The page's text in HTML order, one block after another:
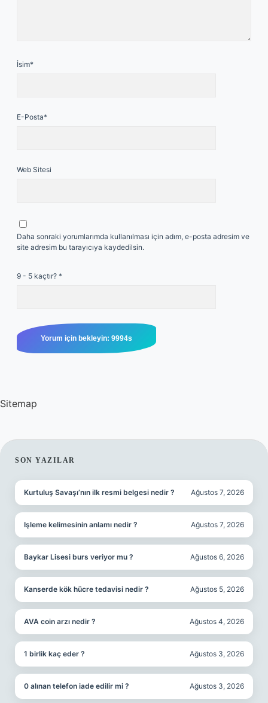
İsim*
E-Posta*
Web Sitesi
Daha sonraki yorumlarımda kullanılması için adım, e-posta adresim ve
site adresim bu tarayıcıya kaydedilsin.
9 - 5 kaçtır? *
Sitemap
SIDEBAR
SON YAZILAR
Kurtuluş Savaşı’nın ilk resmi belgesi nedir ? Ağustos 7, 2026
Işleme kelimesinin anlamı nedir ? Ağustos 7, 2026
Baykar Lisesi burs veriyor mu ? Ağustos 6, 2026
Kanserde kök hücre tedavisi nedir ? Ağustos 5, 2026
AVA coin arzı nedir ? Ağustos 4, 2026
1 birlik kaç eder ? Ağustos 3, 2026
0 alınan telefon iade edilir mi ? Ağustos 3, 2026